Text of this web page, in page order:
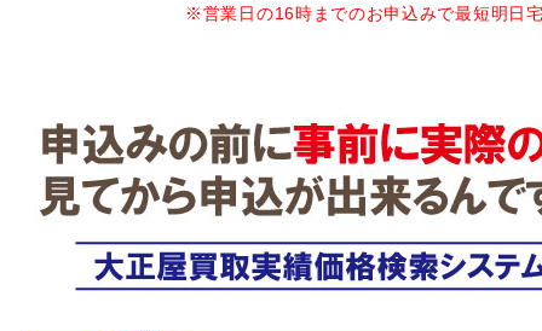
※営業日の16時までのお申込みで最短明日